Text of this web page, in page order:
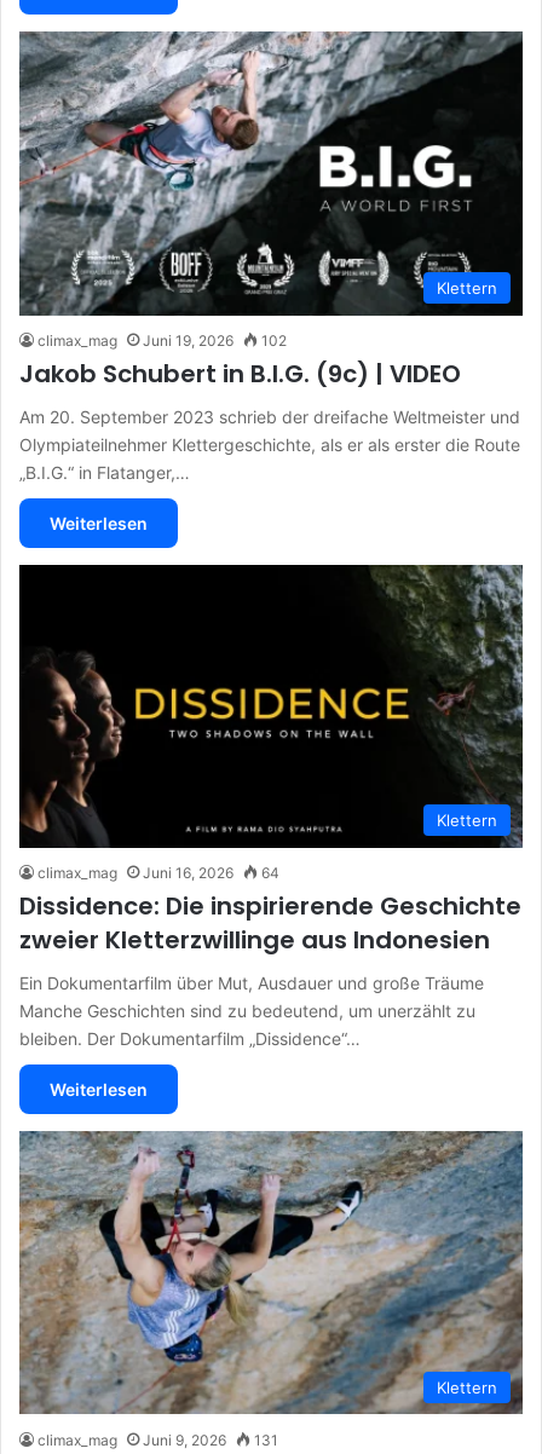
Klettern
climax_mag Juni 19, 2026 102
Jakob Schubert in B.I.G. (9c) | VIDEO
Am 20. September 2023 schrieb der dreifache Weltmeister und
Olympiateilnehmer Klettergeschichte, als er als erster die Route
„B.I.G.“ in Flatanger,…
Weiterlesen
Klettern
climax_mag Juni 16, 2026 64
Dissidence: Die inspirierende Geschichte
zweier Kletterzwillinge aus Indonesien
Ein Dokumentarfilm über Mut, Ausdauer und große Träume
Manche Geschichten sind zu bedeutend, um unerzählt zu
bleiben. Der Dokumentarfilm „Dissidence“…
Weiterlesen
Klettern
climax_mag Juni 9, 2026 131